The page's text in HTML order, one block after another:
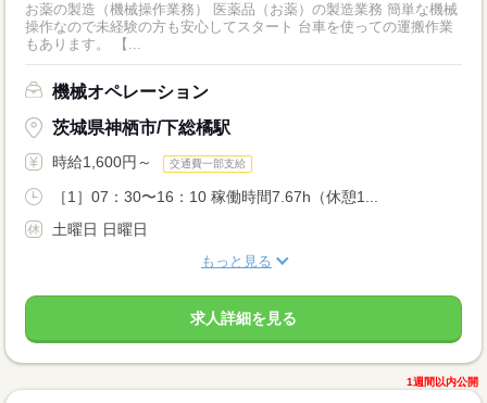
お薬の製造（機械操作業務） 医薬品（お薬）の製造業務 簡単な機械
操作なので未経験の方も安心してスタート 台車を使っての運搬作業
もあります。 【...
機械オペレーション
茨城県神栖市/下総橘駅
時給1,600円～ 交通費一部支給
［1］07：30〜16：10 稼働時間7.67h（休憩1...
土曜日 日曜日
もっと見る
求人詳細を見る
1週間以内公開